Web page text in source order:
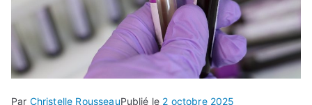
Par Christelle RousseauPublié le 2 octobre 2025